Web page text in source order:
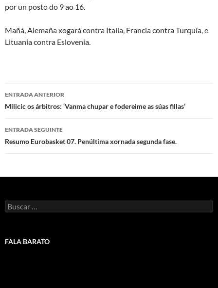
por un posto do 9 ao 16.
Mañá, Alemaña xogará contra Italia, Francia contra Turquía, e
Lituania contra Eslovenia.
Navegación
de
artigos
ENTRADA ANTERIOR
Milicic os árbitros: ‘Vanma chupar e fodereime as súas fillas’
ENTRADA SEGUINTE
Resumo Eurobasket 07. Penúltima xornada segunda fase.
Buscar:
FALA BARATO